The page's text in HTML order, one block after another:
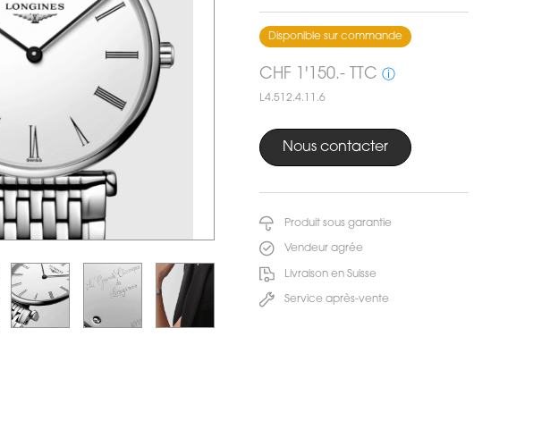
Disponible sur commande
CHF 1'150.- TTC ⓘ
L4.512.4.11.6
Nous contacter
Produit sous garantie
Vendeur agrée
Livraison en Suisse
Service après-vente